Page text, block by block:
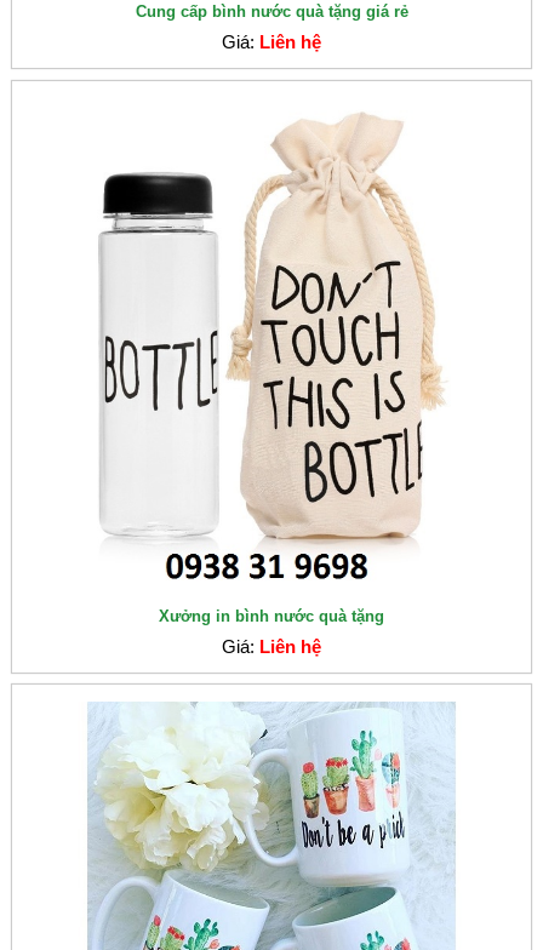
Cung cấp bình nước quà tặng giá rẻ
Giá: Liên hệ
Xưởng in bình nước quà tặng
Giá: Liên hệ